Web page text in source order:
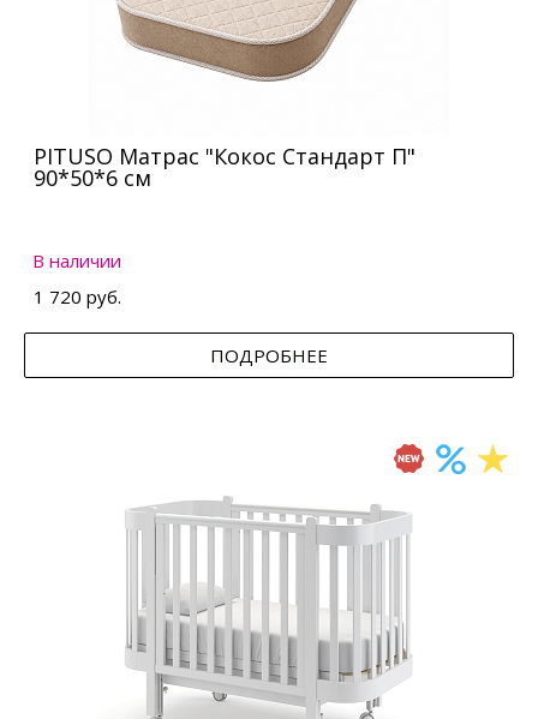
PITUSO Матрас "Кокос Стандарт П"
90*50*6 см
В наличии
1 720 руб.
ПОДРОБНЕЕ